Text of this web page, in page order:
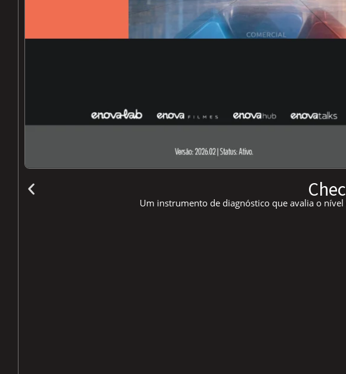
Um instrumento de diagnóstico que avalia o